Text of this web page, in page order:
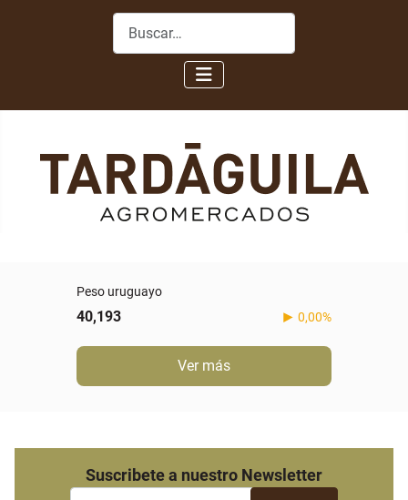
Buscar
Peso uruguayo
40,193 0,00%
Ver más
Suscribete a nuestro Newsletter